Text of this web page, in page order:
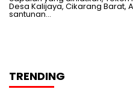
Desa Kalijaya, Cikarang
santunan…
TRENDING